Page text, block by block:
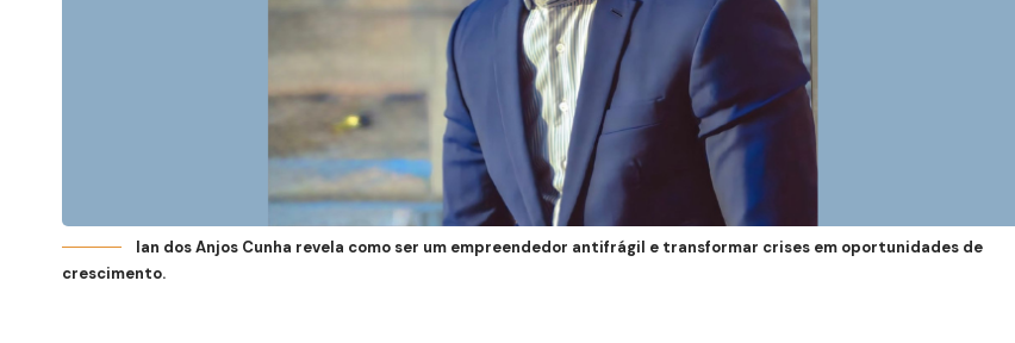
Ian dos Anjos Cunha revela como ser um empreendedor antifrágil e transformar crises em oportunidades de
crescimento.